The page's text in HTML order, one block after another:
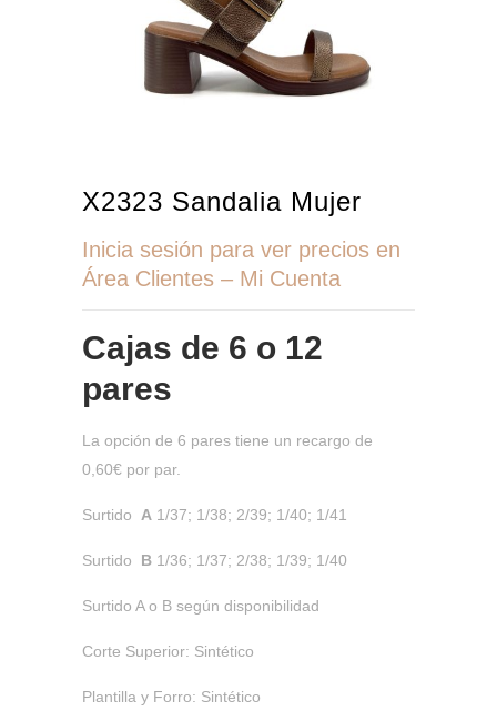
X2323 Sandalia Mujer
Inicia sesión para ver precios en
Área Clientes – Mi Cuenta
Cajas de 6 o 12
pares
La opción de 6 pares tiene un recargo de
0,60€ por par.
Surtido A 1/37; 1/38; 2/39; 1/40; 1/41
Surtido B 1/36; 1/37; 2/38; 1/39; 1/40
Surtido A o B según disponibilidad
Corte Superior: Sintético
Plantilla y Forro: Sintético